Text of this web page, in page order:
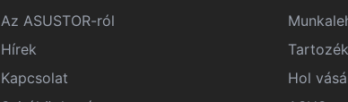
Az ASUSTOR-ról
Hírek
Kapcsolat
Hol